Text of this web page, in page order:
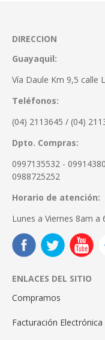
DIRECCION
Guayaquil:
Vía Daule Km 9,5 calle
Teléfonos:
(04) 2113645 / (04)
Dpto. Compras:
0997135532 -
0988725252
Horario de atención:
Lunes a Viernes 8am
ENLACES DEL SITIO
Compramos
Facturación Electrónica